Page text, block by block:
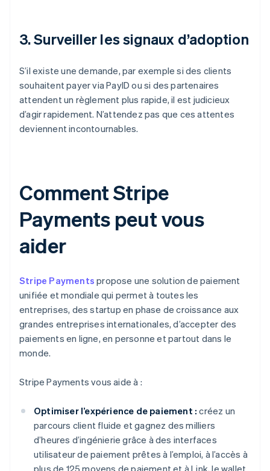
3. Surveiller les signaux d’adoption
S’il existe une demande, par exemple si des clients
souhaitent payer via PayID ou si des partenaires
attendent un règlement plus rapide, il est judicieux
d’agir rapidement. N’attendez pas que ces attentes
deviennent incontournables.
Comment Stripe
Payments peut vous
aider
Stripe Payments propose une solution de paiement
unifiée et mondiale qui permet à toutes les
entreprises, des startup en phase de croissance aux
grandes entreprises internationales, d’accepter des
paiements en ligne, en personne et partout dans le
monde.
Stripe Payments vous aide à :
Optimiser l’expérience de paiement : créez un
parcours client fluide et gagnez des milliers
d’heures d’ingénierie grâce à des interfaces
utilisateur de paiement prêtes à l’emploi, à l’accès à